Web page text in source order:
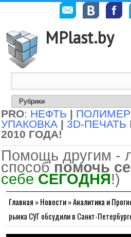
MPlast.by
PRO: НЕФТЬ |
УПАКОВКА | 3D-ПЕЧАТЬ
2010 ГОДА!
Помощь другим -
способ помочь
себе СЕГОДНЯ!)
Главная »Новости»Аналитика и
рынка СУГ обсудили в Санкт-